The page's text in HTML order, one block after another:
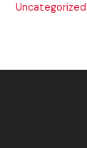
Uncategorized